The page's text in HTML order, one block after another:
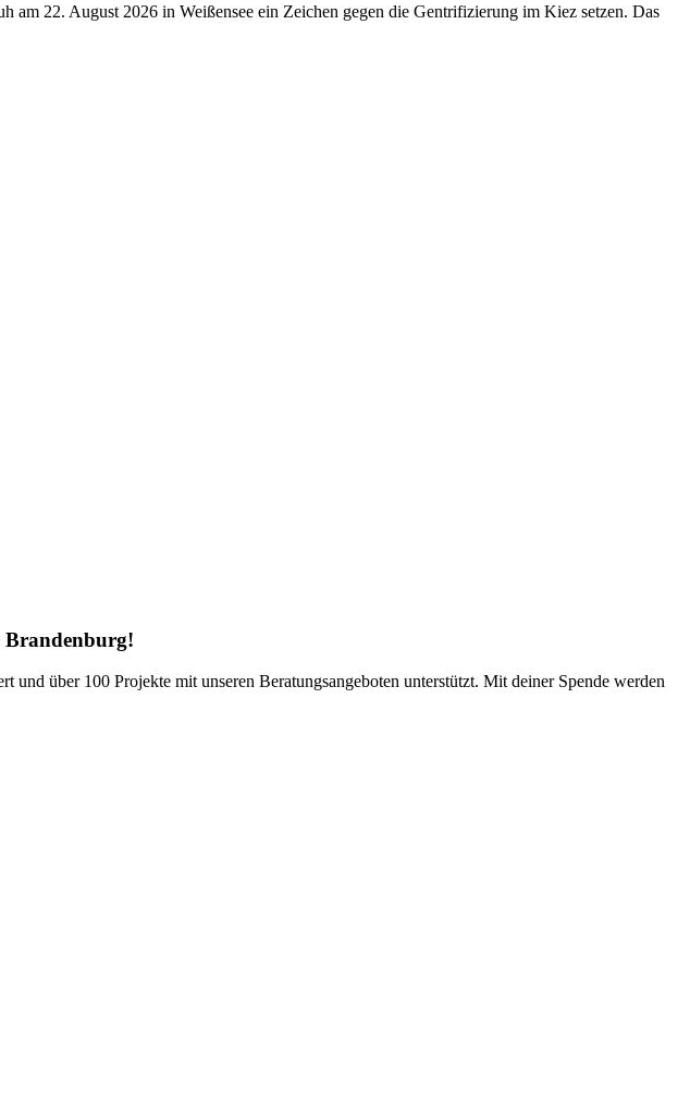
22. August 2026 in Weißensee ein Zeichen gegen die Gentrifizierung im Kiez setzen. Das
Brandenburg!
und über 100 Projekte mit unseren Beratungsangeboten unterstützt. Mit deiner Spende werden